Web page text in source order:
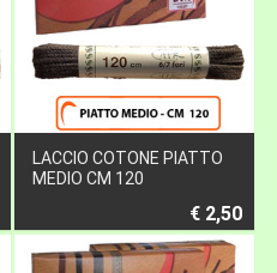
LACCIO COTONE PIATTO
MEDIO CM 120
€ 2,50